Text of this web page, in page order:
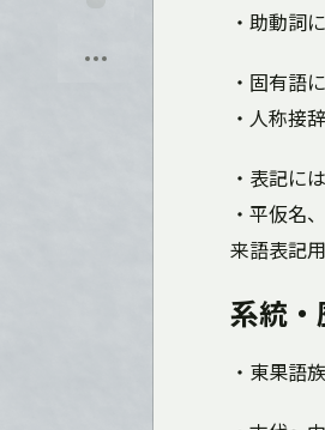
ぶ
・助動詞
・固有語
・人称接
・表記に
・平仮名
来語表記
系統・
・東果語